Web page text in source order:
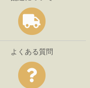
よくある質問